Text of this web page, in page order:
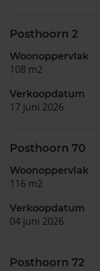
Posthoorn 2
Woonoppervlak
108 m2
Verkoopdatum
17 juni 2026
Posthoorn 70
Woonoppervlak
116 m2
Verkoopdatum
04 juni 2026
Posthoorn 72